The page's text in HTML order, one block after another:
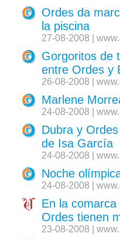
Ordes da
la piscina
27-08-2008 |
Gorgoritos de
entre Ordes y
26-08-2008 |
Marlene
24-08-2008 |
Dubra y
de Isa García
24-08-2008 |
Noche
24-08-2008 |
En la
Ordes tienen
23-08-2008 |